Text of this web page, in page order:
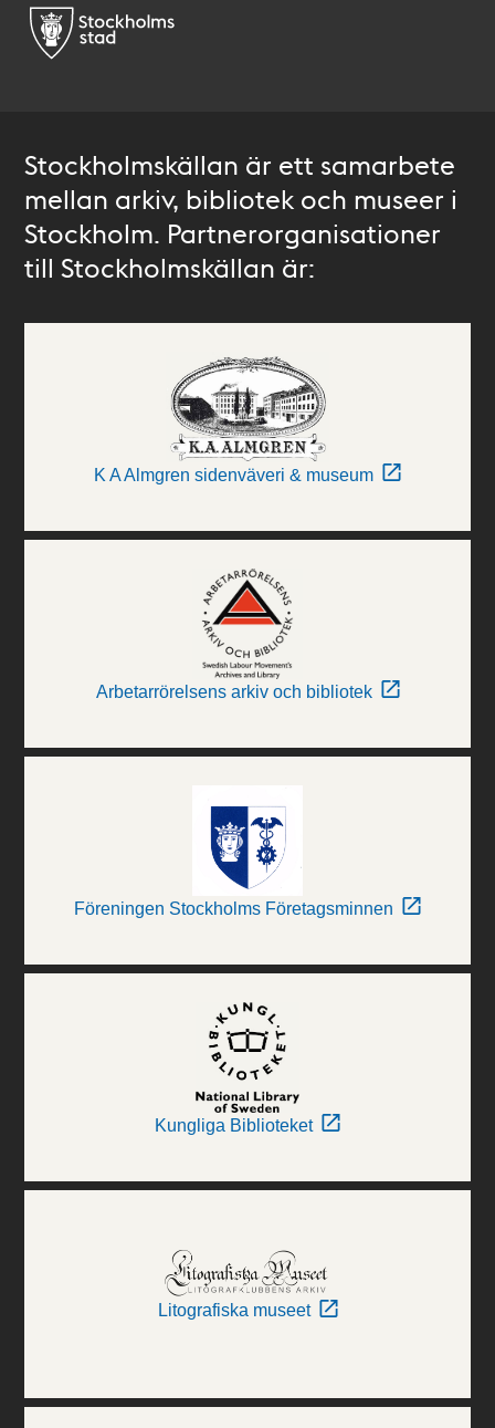
Stockholmskällan är ett samarbete
mellan arkiv, bibliotek och museer i
Stockholm. Partnerorganisationer
till Stockholmskällan är:
K A Almgren sidenväveri & museum
Arbetarrörelsens arkiv och bibliotek
Föreningen Stockholms Företagsminnen
Kungliga Biblioteket
Litografiska museet